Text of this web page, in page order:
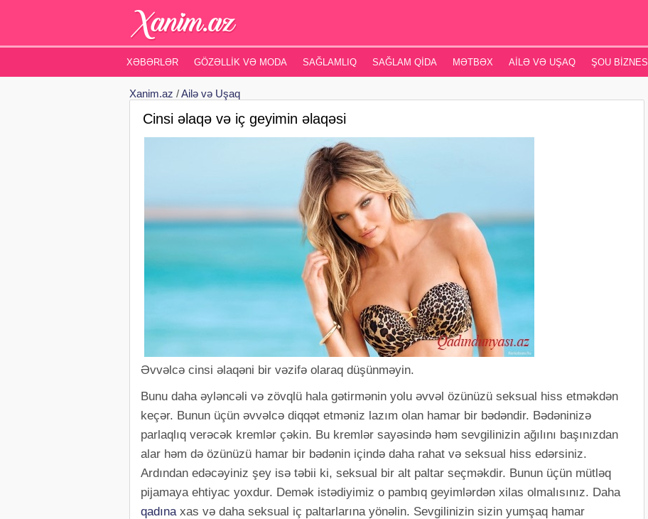
XƏBƏRLƏR GÖZƏLLIK VƏ MODA SAĞLAMLIQ SAĞLAM QIDA MƏTBƏX AILƏ VƏ UŞAQ ŞOU BIZNES
Xanim.az /Ailə və Uşaq
Cinsi əlaqə və iç geyimin əlaqəsi
Əvvəlcə cinsi əlaqəni bir vəzifə olaraq düşünməyin.
Bunu daha əyləncəli və zövqlü hala gətirmənin yolu əvvəl özünüzü seksual hiss etməkdən
keçər. Bunun üçün əvvəlcə diqqət etməniz lazım olan hamar bir bədəndir. Bədəninizə
parlaqlıq verəcək kremlər çəkin. Bu kremlər sayəsində həm sevgilinizin ağılını başınızdan
alar həm də özünüzü hamar bir bədənin içində daha rahat və seksual hiss edərsiniz.
Ardından edəcəyiniz şey isə təbii ki, seksual bir alt paltar seçməkdir. Bunun üçün mütləq
pijamaya ehtiyac yoxdur. Demək istədiyimiz o pambıq geyimlərdən xilas olmalısınız. Daha
qadınaxas və daha seksual iç paltarlarına yönəlin. Sevgilinizin sizin yumşaq hamar